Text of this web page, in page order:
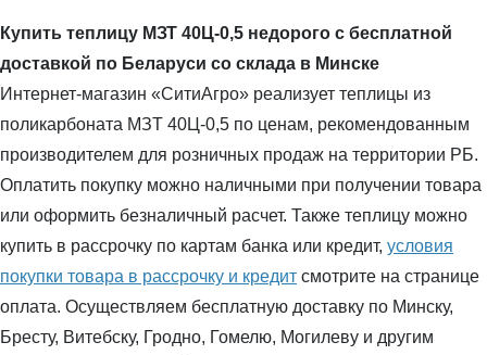
Купить теплицу МЗТ 40Ц-0,5 недорого с бесплатной
доставкой по Беларуси со склада в Минске
Интернет-магазин «СитиАгро» реализует теплицы из
поликарбоната МЗТ 40Ц-0,5 по ценам, рекомендованным
производителем для розничных продаж на территории РБ.
Оплатить покупку можно наличными при получении товара
или оформить безналичный расчет. Также теплицу можно
купить в рассрочку по картам банка или кредит, условия
покупки товара в рассрочку и кредит смотрите на странице
оплата. Осуществляем бесплатную доставку по Минску,
Бресту, Витебску, Гродно, Гомелю, Могилеву и другим